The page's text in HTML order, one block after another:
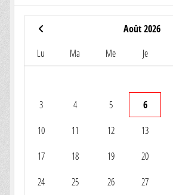
Août 2026
Lu Ma Me Je
3 4 5 6
10 11 12 13
17 18 19 20
24 25 26 27